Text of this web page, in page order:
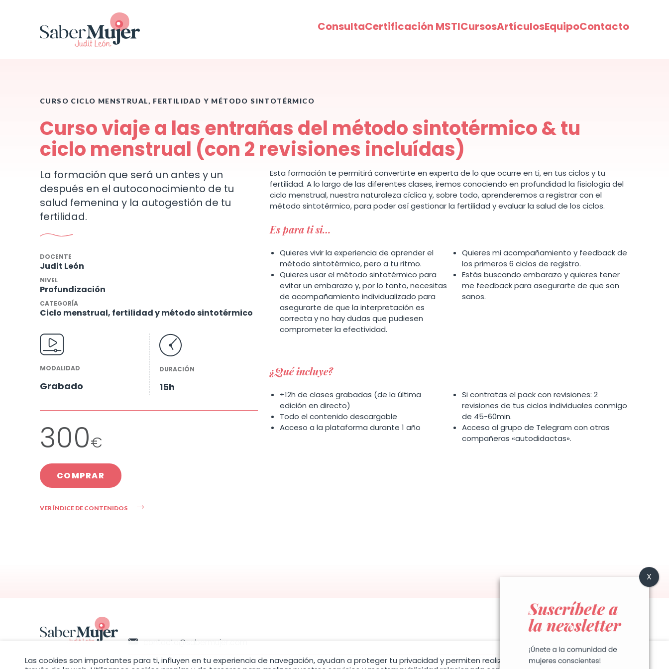
ConsultaCertificación MSTICursosArtículosEquipoContacto
CURSO CICLO MENSTRUAL, FERTILIDAD Y MÉTODO SINTOTÉRMICO
Curso viaje a las entrañas del método sintotérmico & tu
ciclo menstrual (con 2 revisiones incluídas)
La formación que será un antes y un
después en el autoconocimiento de tu
salud femenina y la autogestión de tu
fertilidad.
DOCENTE
Judit León
NIVEL
Profundización
CATEGORÍA
Ciclo menstrual, fertilidad y método sintotérmico
MODALIDAD
Grabado
DURACIÓN
15h
300€
COMPRAR
VER ÍNDICE DE CONTENIDOS
Esta formación te permitirá convertirte en experta de lo que ocurre en ti, en tus ciclos y tu
fertilidad. A lo largo de las diferentes clases, iremos conociendo en profundidad la fisiología del
ciclo menstrual, nuestra naturaleza cíclica y, sobre todo, aprenderemos a registrar con el
método sintotérmico, para poder así gestionar la fertilidad y evaluar la salud de los ciclos.
Es para ti si…
Quieres vivir la experiencia de aprender el
método sintotérmico, pero a tu ritmo.
Quieres usar el método sintotérmico para
evitar un embarazo y, por lo tanto, necesitas
de acompañamiento individualizado para
asegurarte de que la interpretación es
correcta y no hay dudas que pudiesen
comprometer la efectividad.
Quieres mi acompañamiento y feedback de
los primeros 6 ciclos de registro.
Estás buscando embarazo y quieres tener
me feedback para asegurarte de que son
sanos.
¿Qué incluye?
+12h de clases grabadas (de la última
edición en directo)
Todo el contenido descargable
Acceso a la plataforma durante 1 año
Si contratas el pack con revisiones: 2
revisiones de tus ciclos individuales conmigo
de 45-60min.
Acceso al grupo de Telegram con otras
compañeras «autodidactas».
contacto@sabermujer.com
Las cookies son importantes para ti, influyen en tu experiencia de navegación, ayudan a proteger tu privacidad y permiten realizar las peticiones que nos solicitan a